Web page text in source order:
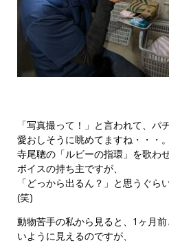
「写真撮って！」と言われて、パ
愛おしそうに眺めてますね・・・。
寺尾聰の「ルビーの指環」を歌わ
ボイスの持ち主ですが、
「どっから出るん？」と思うぐら
(笑)
動物苦手の私から見ると、1ヶ月
いように見えるのですが、